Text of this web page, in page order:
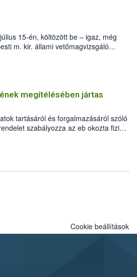
15-én, költözött be – igaz, még
m. kir. állami vetőmagvizsgáló
15. szám alatti, Czigler Győző által
megítélésében jártas
tartásáról és forgalmazásáról szóló
szabályozza az eb okozta fizikai
keletkezésekor felmerülő
a veszélyes eb tartását és annak
Cookie beállítások